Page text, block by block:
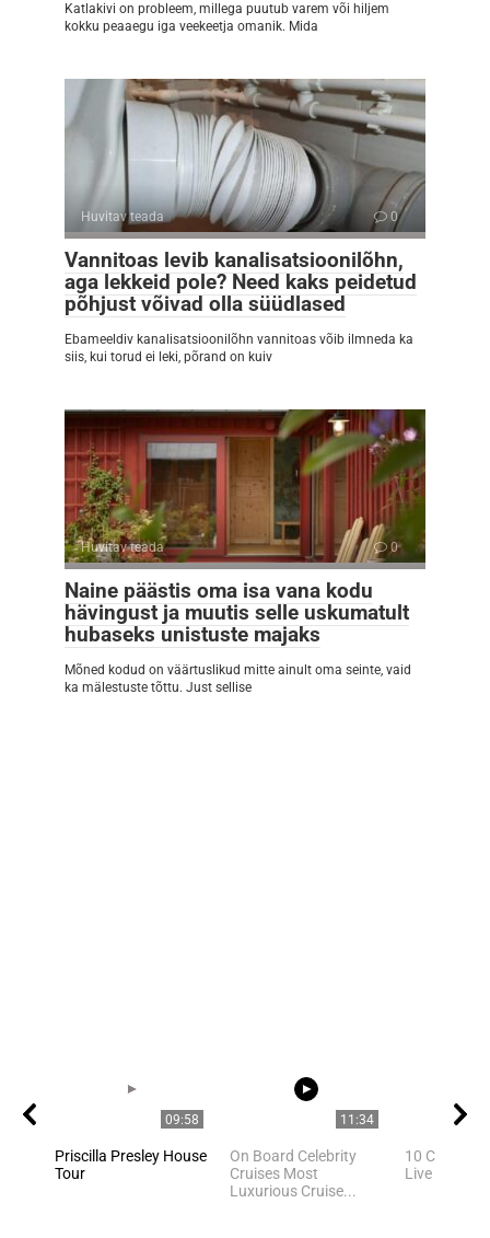
Katlakivi on probleem, millega puutub varem või hiljem
kokku peaaegu iga veekeetja omanik. Mida
Huvitav teada 0
Vannitoas levib kanalisatsioonilõhn,
aga lekkeid pole? Need kaks peidetud
põhjust võivad olla süüdlased
Ebameeldiv kanalisatsioonilõhn vannitoas võib ilmneda ka
siis, kui torud ei leki, põrand on kuiv
Huvitav teada 0
Naine päästis oma isa vana kodu
hävingust ja muutis selle uskumatult
hubaseks unistuste majaks
Mõned kodud on väärtuslikud mitte ainult oma seinte, vaid
ka mälestuste tõttu. Just sellise
09:58
Priscilla Presley House
Tour
11:34
On Board Celebrity
Cruises Most
Luxurious Cruise...
10
Live In Los